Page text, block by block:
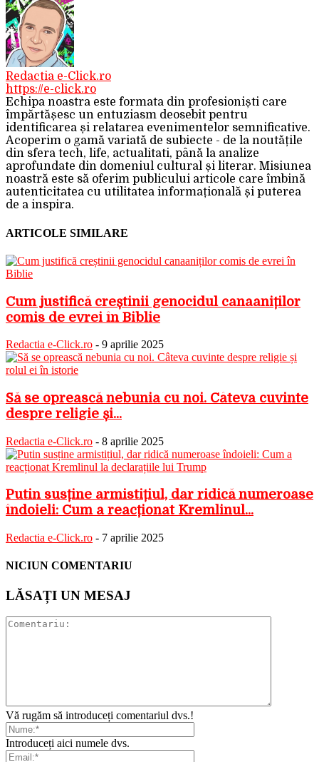
Redactia e-Click.ro
https://e-click.ro
Echipa noastra este formata din profesioniști care
împărtășesc un entuziasm deosebit pentru
identificarea și relatarea evenimentelor semnificative.
Acoperim o gamă variată de subiecte - de la noutățile
din sfera tech, life, actualitati, până la analize
aprofundate din domeniul cultural și literar. Misiunea
noastră este să oferim publicului articole care îmbină
autenticitatea cu utilitatea informațională și puterea
de a inspira.
ARTICOLE SIMILARE
Cum justifică creștinii genocidul canaaniților
comis de evrei în Biblie
Redactia e-Click.ro - 9 aprilie 2025
Să se oprească nebunia cu noi. Câteva cuvinte
despre religie și...
Redactia e-Click.ro - 8 aprilie 2025
Putin susține armistițiul, dar ridică numeroase
îndoieli: Cum a reacționat Kremlinul...
Redactia e-Click.ro - 7 aprilie 2025
NICIUN COMENTARIU
LĂSAȚI UN MESAJ
Vă rugăm să introduceți comentariul dvs.!
Introduceți aici numele dvs.